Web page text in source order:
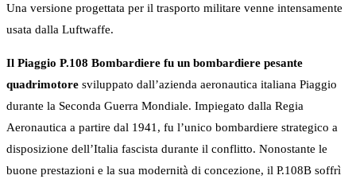
Una versione progettata per il trasporto militare venne intensamente
usata dalla Luftwaffe.
Il Piaggio P.108 Bombardiere fu un bombardiere pesante
quadrimotore sviluppato dall’azienda aeronautica italiana Piaggio
durante la Seconda Guerra Mondiale. Impiegato dalla Regia
Aeronautica a partire dal 1941, fu l’unico bombardiere strategico a
disposizione dell’Italia fascista durante il conflitto. Nonostante le
buone prestazioni e la sua modernità di concezione, il P.108B soffrì